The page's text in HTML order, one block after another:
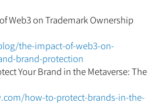
Web3 on Trademark Ownership
the-impact-of-web3-on-
brand-protection
Your Brand in the Metaverse: The
how-to-protect-brands-in-the-